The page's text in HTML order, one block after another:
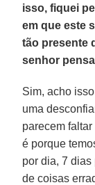
isso, fiquei
em que este
tão presente
senhor
Sim, acho
uma
parecem
é porque
por dia, 7 dias
de coisas